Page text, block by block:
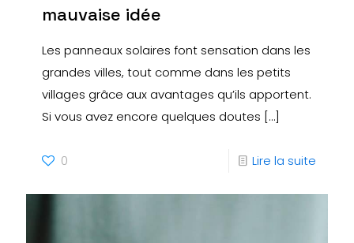
mauvaise idée
Les panneaux solaires font sensation dans les
grandes villes, tout comme dans les petits
villages grâce aux avantages qu’ils apportent.
Si vous avez encore quelques doutes […]
0 Lire la suite